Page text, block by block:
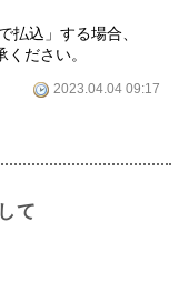
払込」する場合、
ださい。
2023.04.04 09:17
て